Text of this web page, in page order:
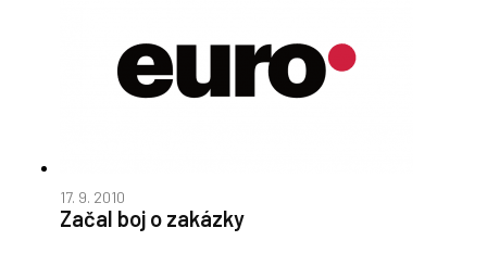
17. 9. 2010
Začal boj o zakázky